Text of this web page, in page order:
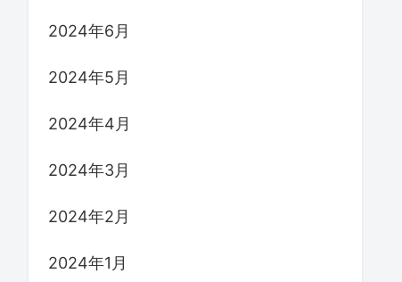
2024年6月
2024年5月
2024年4月
2024年3月
2024年2月
2024年1月